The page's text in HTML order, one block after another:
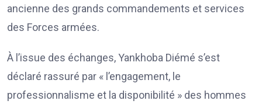
ancienne des grands commandements et services
des Forces armées.
À l’issue des échanges, Yankhoba Diémé s’est
déclaré rassuré par « l’engagement, le
professionnalisme et la disponibilité » des hommes